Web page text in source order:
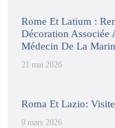
Rome Et Latium :
Décoration
Médecin De La
21 mai 2026
Roma Et Lazio:
9 mars 2026